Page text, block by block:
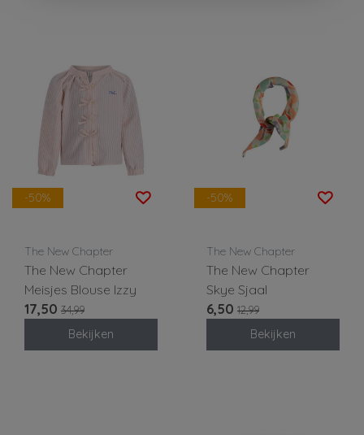
-50%
The New Chapter
The New Chapter
Meisjes Blouse Izzy
17,50 34,99
Bekijken
-50%
The New Chapter
The New Chapter
Skye Sjaal
6,50 12,99
Bekijken